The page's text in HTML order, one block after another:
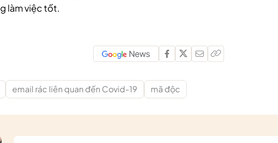
làm việc tốt.
email rác liên quan đến Covid-19 mã độc